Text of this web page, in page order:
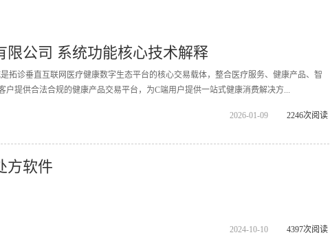
限公司 系统功能核心技术解释
拓诊垂直互联网医疗健康数字生态平台的核心交易载体，整合医疗服务、健康产品、智
户提供合法合规的健康产品交易平台，为C端用户提供一站式健康消费解决方...
2026-01-09 2246次阅读
方软件
2024-10-10 4397次阅读